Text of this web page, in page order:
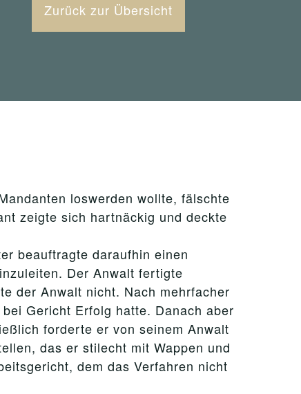
Zurück zur Übersicht
loswerden wollte, fälschte
zeigte sich hartnäckig und deckte
beauftragte daraufhin einen
Der Anwalt fertigte
der Anwalt nicht. Nach mehrfacher
Gericht Erfolg hatte. Danach aber
forderte er von seinem Anwalt
das er stilecht mit Wappen und
dem das Verfahren nicht